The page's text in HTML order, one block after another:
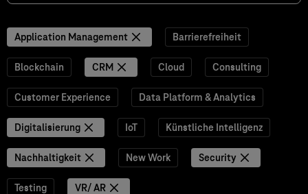
Application Management Barrierefreiheit
Blockchain CRM Cloud Consulting
Customer Experience Data Platform & Analytics
Digitalisierung IoT Künstliche Intelligenz
Nachhaltigkeit New Work Security
Testing VR/ AR